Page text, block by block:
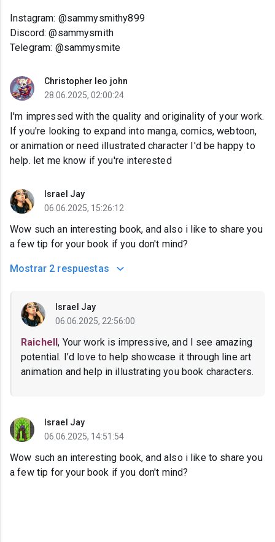
Instagram: @sammysmithy899
Discord: @sammysmith
Telegram: @sammysmite
Christopher leo john
28.06.2025, 02:00:24
I'm impressed with the quality and originality of your work.
If you're looking to expand into manga, comics, webtoon,
or animation or need illustrated character I'd be happy to
help. let me know if you're interested
Israel Jay
06.06.2025, 15:26:12
Wow such an interesting book, and also i like to share you
a few tip for your book if you don't mind?
Mostrar 2 respuestas
Israel Jay
06.06.2025, 22:56:00
Raichell, Your work is impressive, and I see amazing
potential. I’d love to help showcase it through line art
animation and help in illustrating you book characters.
Israel Jay
06.06.2025, 14:51:54
Wow such an interesting book, and also i like to share you
a few tip for your book if you don't mind?